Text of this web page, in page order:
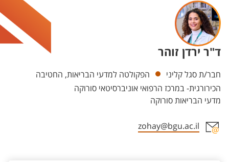
ד"ר ירדן זוהר
יחידות
חבר/ת סגל קליני
הפקולטה למדעי הבריאות, החטיבה
הכירורגית- במרכז הרפואי אוניברסיטאי סורוקה
מדעי הבריאות סורוקה
zohay@bgu.ac.il